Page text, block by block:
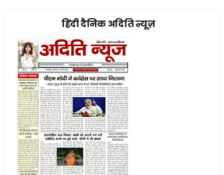
हिंदी दैनिक अदिति न्यूज़